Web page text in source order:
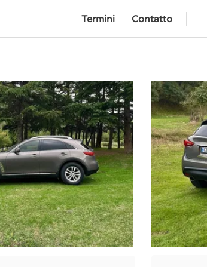
Termini Contatto